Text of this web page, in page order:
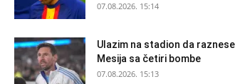
07.08.2026. 15:14
Ulazim na stadion da
Mesija sa četiri bombe
07.08.2026. 15:13